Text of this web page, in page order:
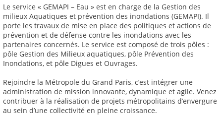
Le service « GEMAPI – Eau » est en charge de la Gestion des
milieux Aquatiques et prévention des inondations (GEMAPI). Il
porte les travaux de mise en place des politiques et actions de
prévention et de défense contre les inondations avec les
partenaires concernés. Le service est composé de trois pôles :
pôle Gestion des Milieux aquatiques, pôle Prévention des
Inondations, et pôle Digues et Ouvrages.
Rejoindre la Métropole du Grand Paris, c’est intégrer une
administration de mission innovante, dynamique et agile. Venez
contribuer à la réalisation de projets métropolitains d’envergure
au sein d’une collectivité en pleine croissance.